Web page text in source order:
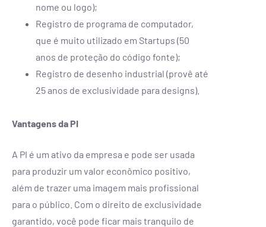
nome ou logo);
Registro de programa de computador,
que é muito utilizado em Startups (50
anos de proteção do código fonte);
Registro de desenho industrial (provê até
25 anos de exclusividade para designs).
Vantagens da PI
A PI é um ativo da empresa e pode ser usada
para produzir um valor econômico positivo,
além de trazer uma imagem mais profissional
para o público. Com o direito de exclusividade
garantido, você pode ficar mais tranquilo de